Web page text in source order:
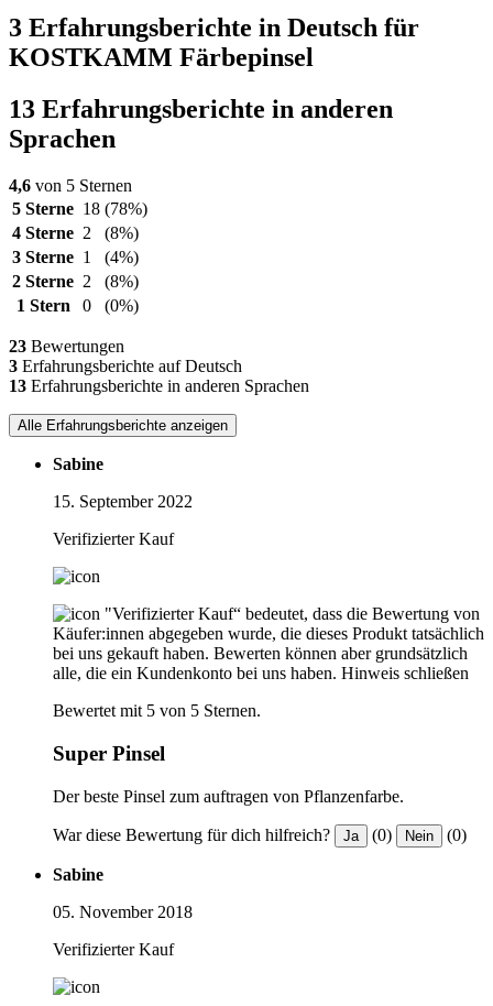
3 Erfahrungsberichte in Deutsch für
KOSTKAMM Färbepinsel
13 Erfahrungsberichte in anderen
Sprachen
4,6 von 5 Sternen
5 Sterne 18 (78%)
4 Sterne 2
(8%)
3 Sterne 1
(4%)
2 Sterne 2
(8%)
1 Stern
0 (0%)
23 Bewertungen
3 Erfahrungsberichte auf Deutsch
13 Erfahrungsberichte in anderen Sprachen
Alle Erfahrungsberichte anzeigen
Sabine
15. September 2022
Verifizierter Kauf
"Verifizierter Kauf“ bedeutet, dass die Bewertung von
Käufer:innen abgegeben wurde, die dieses Produkt tatsächlich
bei uns gekauft haben. Bewerten können aber grundsätzlich
alle, die ein Kundenkonto bei uns haben. Hinweis schließen
Bewertet mit 5 von 5 Sternen.
Super Pinsel
Der beste Pinsel zum auftragen von Pflanzenfarbe.
War diese Bewertung für dich hilfreich? Ja (0) Nein (0)
Sabine
05. November 2018
Verifizierter Kauf